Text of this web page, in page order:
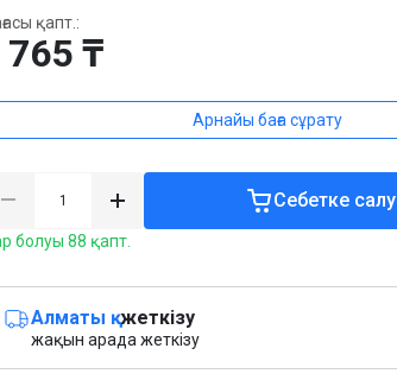
қапт.:
765 ₸
Арнайы баға сұрату
Себетке салу
болуы 88 қапт.
Алматы қ.жеткізу
жақын арада жеткізу